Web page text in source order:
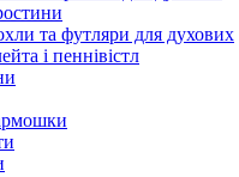
та футляри для духових
і пеннівістл